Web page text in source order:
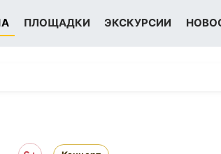
ПЛОЩАДКИ ЭКСКУРСИИ